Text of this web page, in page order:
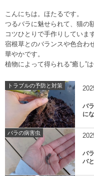
こんにちは。ほたるです。
つるバラに魅せられて、猫の
コツひとりで手作りしています
宿根草とのバランスや色合わ
華やかです。
植物によって得られる“癒し”
トラブルの予防と対策
バ
に
バラの病害虫
バ
バ